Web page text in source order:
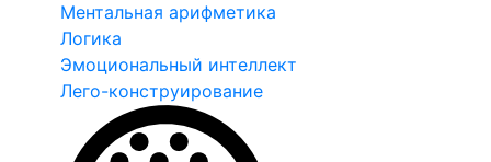
Ментальная арифметика
Логика
Эмоциональный интеллект
Лего-конструирование